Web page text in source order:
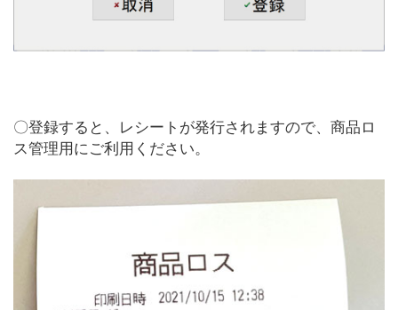
〇登録すると、レシートが発行されますので、商品ロ
ス管理用にご利用ください。